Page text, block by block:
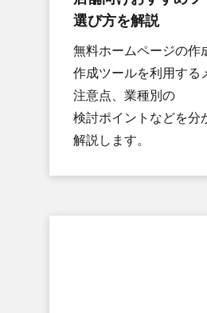
選び方を​解説
無料ホームページの​作
作成ツールを​利用する​
注意点、​業種別の​​
検討ポイントなどを​分
解説します。